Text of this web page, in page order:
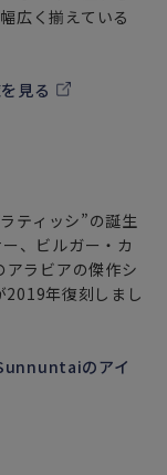
広く揃えている
見る
ティッシ”の誕生
、ビルガー・カ
ラビアの傑作シ
年復刻しまし
のアイ